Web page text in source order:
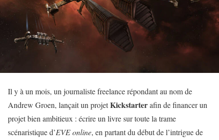
Il y à un mois, un journaliste freelance répondant au nom de
Andrew Groen, lançait un projetKickstarterafin de financer un
projet bien ambitieux : écrire un livre sur toute la trame
scénaristique d’EVE online, en partant du début de l’intrigue de